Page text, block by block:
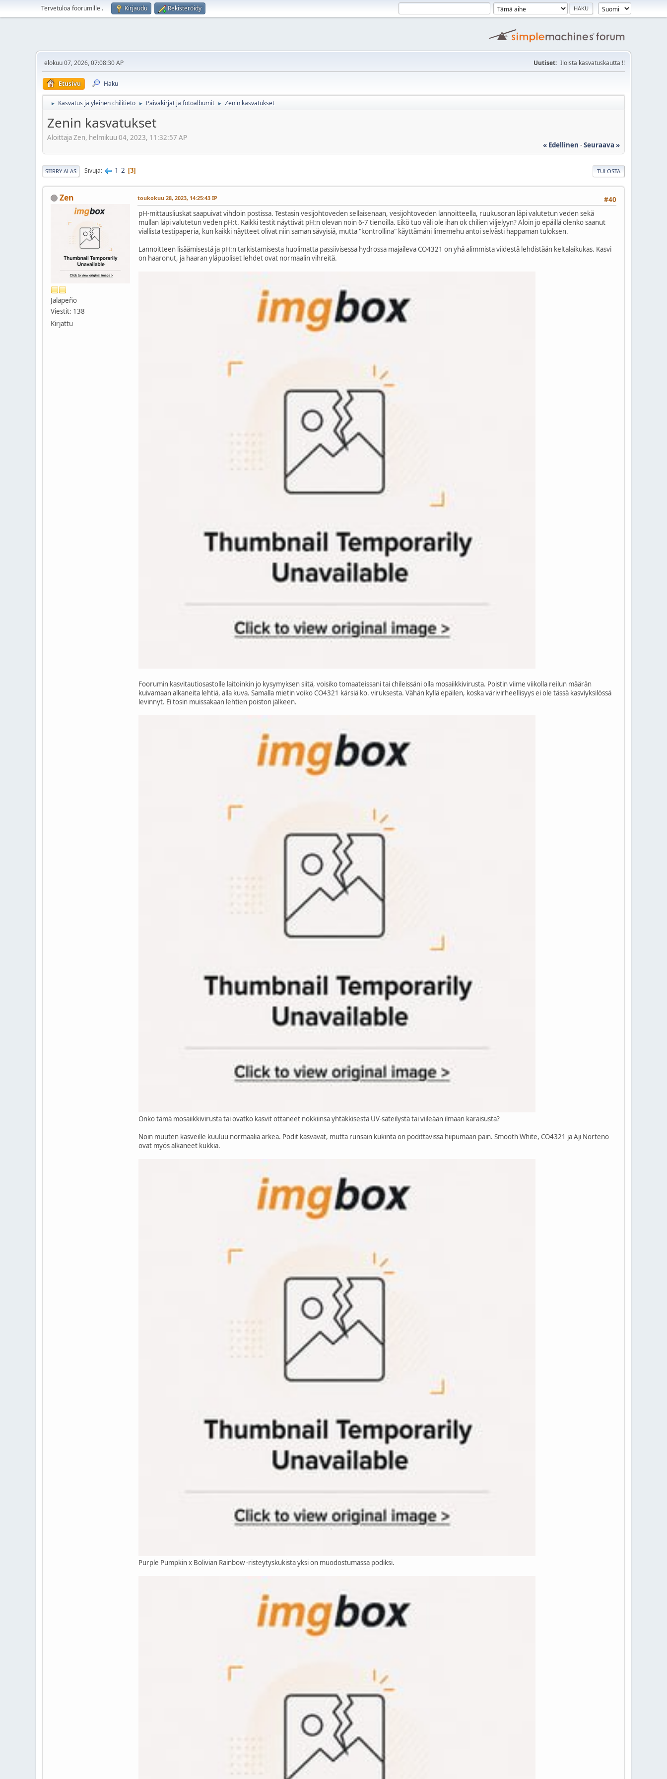
Tervetuloa foorumille . Kirjaudu Rekisteröidy
elokuu 07, 2026, 07:08:30 AP Uutiset: Iloista kasvatuskautta !!
Etusivu Haku
► Kasvatus ja yleinen chilitieto ► Päiväkirjat ja fotoalbumit ► Zenin kasvatukset
Zenin kasvatukset
Aloittaja Zen, helmikuu 04, 2023, 11:32:57 AP
« Edellinen -Seuraava »
TULOSTA
SIIRRY ALAS Sivuja 1 2 3
Zen
Jalapeño
Viestit: 138
Kirjattu
#40
toukokuu 28, 2023, 14:25:43 IP
pH-mittausliuskat saapuivat vihdoin postissa. Testasin vesijohtoveden sellaisenaan, vesijohtoveden lannoitteella, ruukusoran läpi valutetun veden sekä
mullan läpi valutetun veden pH:t. Kaikki testit näyttivät pH:n olevan noin 6-7 tienoilla. Eikö tuo väli ole ihan ok chilien viljelyyn? Aloin jo epäillä olenko saanut
viallista testipaperia, kun kaikki näytteet olivat niin saman sävyisiä, mutta "kontrollina" käyttämäni limemehu antoi selvästi happaman tuloksen.
Lannoitteen lisäämisestä ja pH:n tarkistamisesta huolimatta passiivisessa hydrossa majaileva CO4321 on yhä alimmista viidestä lehdistään keltalaikukas. Kasvi
on haaronut, ja haaran yläpuoliset lehdet ovat normaalin vihreitä.
Foorumin kasvitautiosastolle laitoinkin jo kysymyksen siitä, voisiko tomaateissani tai chileissäni olla mosaiikkivirusta. Poistin viime viikolla reilun määrän
kuivamaan alkaneita lehtiä, alla kuva. Samalla mietin voiko CO4321 kärsiä ko. viruksesta. Vähän kyllä epäilen, koska värivirheellisyys ei ole tässä kasviyksilössä
levinnyt. Ei tosin muissakaan lehtien poiston jälkeen.
Onko tämä mosaiikkivirusta tai ovatko kasvit ottaneet nokkiinsa yhtäkkisestä UV-säteilystä tai viileään ilmaan karaisusta?
Noin muuten kasveille kuuluu normaalia arkea. Podit kasvavat, mutta runsain kukinta on podittavissa hiipumaan päin. Smooth White, CO4321 ja Aji Norteno
ovat myös alkaneet kukkia.
Purple Pumpkin x Bolivian Rainbow -risteytyskukista yksi on muodostumassa podiksi.